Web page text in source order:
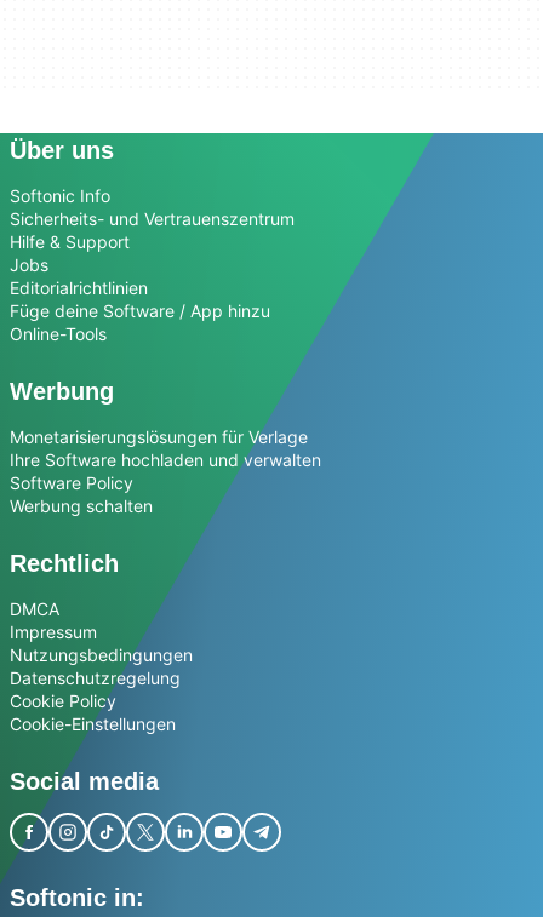
Über uns
Softonic Info
Sicherheits- und Vertrauenszentrum
Hilfe & Support
Jobs
Editorialrichtlinien
Füge deine Software / App hinzu
Online-Tools
Werbung
Monetarisierungslösungen für Verlage
Ihre Software hochladen und verwalten
Software Policy
Werbung schalten
Rechtlich
DMCA
Impressum
Nutzungsbedingungen
Datenschutzregelung
Cookie Policy
Cookie-Einstellungen
Social media
Softonic in: